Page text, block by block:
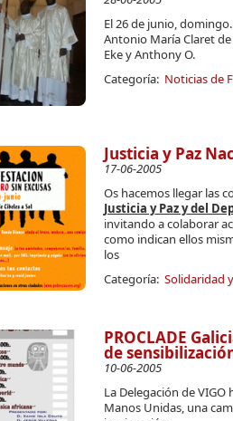
El 26 de junio,
Antonio María Claret
Eke y Anthony O.
Categoría: Noticias de
Justicia y Paz
17-06-2005
Os hacemos llegar las
Justicia y Paz y del
invitando a colaborar
como indican ellos
los
Categoría: Solidaridad
PROCLADE
de
10-06-2005
La Delegación de
Manos Unidas, una